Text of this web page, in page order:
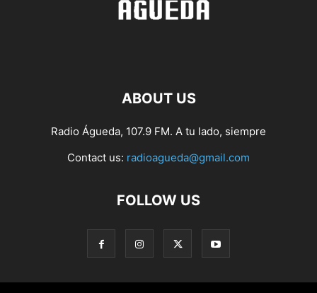
ABOUT US
Radio Águeda, 107.9 FM. A tu lado, siempre
Contact us: radioagueda@gmail.com
FOLLOW US